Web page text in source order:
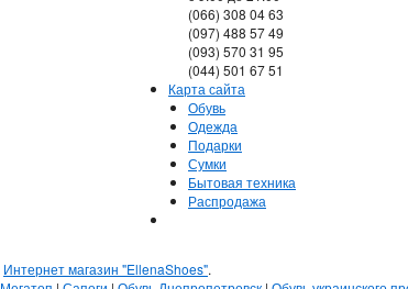
(066) 308 04 63
(097) 488 57 49
(093) 570 31 95
(044) 501 67 51
Карта сайта
Обувь
Одежда
Подарки
Сумки
Бытовая техника
Распродажа
Интернет магазин "EllenaShoes".